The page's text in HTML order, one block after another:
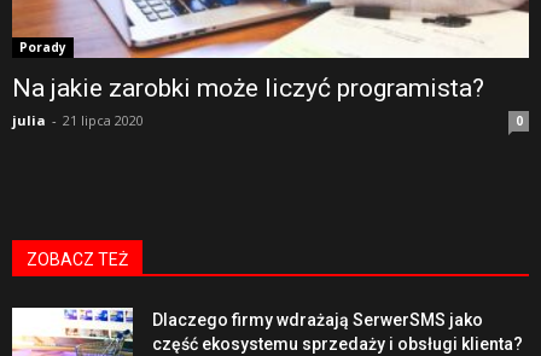
Porady
Na jakie zarobki może liczyć programista?
julia - 21 lipca 2020 0
ZOBACZ TEŻ
Dlaczego firmy wdrażają SerwerSMS jako
część ekosystemu sprzedaży i obsługi klienta?